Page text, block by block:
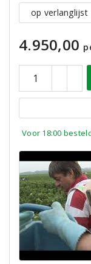
op verlanglijst
4.950,00
Voor 18:00